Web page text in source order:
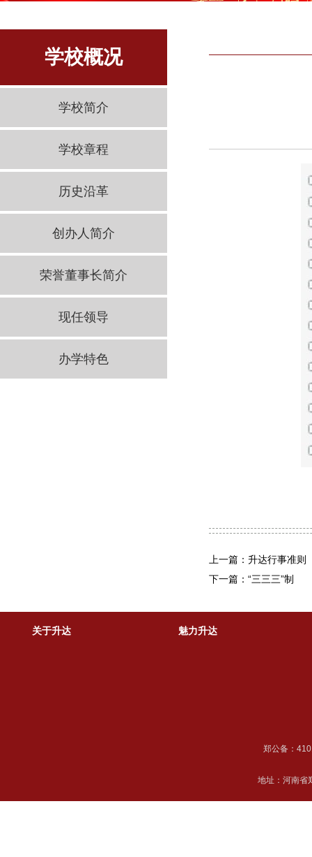
学校概况
学校简介
学校章程
历史沿革
创办人简介
荣誉董事长简介
现任领导
办学特色
上一篇：升达行事准则
下一篇：“三三三”制
关于升达 魅力升达
郑公备：
地址：河南省